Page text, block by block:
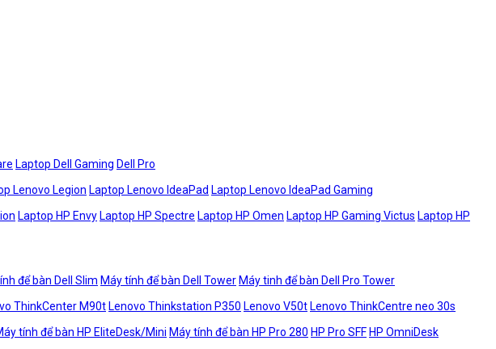
Laptop Dell Gaming Dell Pro
Lenovo Legion Laptop Lenovo IdeaPad Laptop Lenovo IdeaPad Gaming
Laptop HP Envy Laptop HP Spectre Laptop HP Omen Laptop HP Gaming Victus Laptop HP
để bàn Dell Slim Máy tính để bàn Dell Tower Máy tinh để bàn Dell Pro Tower
ThinkCenter M90t Lenovo Thinkstation P350 Lenovo V50t Lenovo ThinkCentre neo 30s
tính để bàn HP EliteDesk/Mini Máy tính để bàn HP Pro 280 HP Pro SFF HP OmniDesk